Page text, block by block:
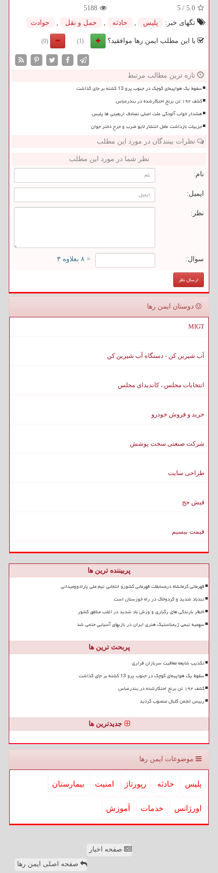
5.0
/
5
5188
تگهای خبر:
پلیس , حادثه , حمل و نقل , حوادث
با این مطلب ایمن رها موافقید؟ (1)
(0)
تازه ترین مطالب مرتبط
سقوط یک هواپیمای کوچک در جنوب پرو 13 کشته بر جای گذاشت
کشف ۱۹۲ تن برنج احتکارشده در بندرعباس
هشدار خواب آلودگی علت اصلی تصادف اربعینی ها پلیس
جزییات بازداشت عامل انتشار لایو ضرب و جرح دختر جوان
نظرات بینندگان در مورد این مطلب
نظر شما در مورد این مطلب
نام:
ایمیل:
نظر:
سوال: = ۸ بعلاوه ۳
دوستان ایمن رها
MIGT
آب شیرین کن - دستگاه آب شیرین کن
انتخابات مجلس ، کاندیدای مجلس
خرید و فروش خودرو
شرکت صنعتی سخت پوشش
طراحی سایت
فیش حج
قیمت بیسیم
پربیننده ترین ها
قهرمانی کرمانشاه درمسابقات قهرمانی کشورو انتخابی تیم ملی پارادوومیدانی
تندباد شدید و گردوخاک در راه خوزستان است
اخطار بارندگی های رگباری و وزش باد شدید در اغلب مناطق کشور
سهمیه تیمی ژیمناستیک هنری ایران در بازیهای آسیایی حتمی شد
پربحث ترین ها
تکذیب شایعه معافیت سربازان فراری
سقوط یک هواپیمای کوچک در جنوب پرو 13 کشته بر جای گذاشت
کشف ۱۹۲ تن برنج احتکارشده در بندرعباس
رییس انجمن گلبال منصوب گردید
جدیدترین ها
موضوعات ایمن رها
پلیس حادثه رپورتاژ امنیت بیمارستان
اورژانس خدمات آموزش
صفحه اخبار
صفحه اصلی ایمن رها